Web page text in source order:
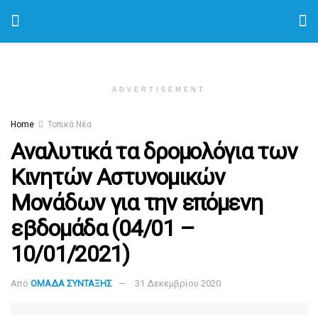
ADVERTISEMENT
Home Τοπικά Νέα
Αναλυτικά τα δρομολόγια των
Κινητών Αστυνομικών
Μονάδων για την επόμενη
εβδομάδα (04/01 –
10/01/2021)
Από ΟΜΑΔΑ ΣΥΝΤΑΞΗΣ 31 Δεκεμβρίου 2020